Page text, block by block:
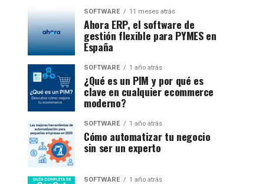
SOFTWARE 11 meses atrás
Ahora ERP, el software de
gestión flexible para PYMES en
España
SOFTWARE 1 año atrás
¿Qué es un PIM y por qué es
clave en cualquier ecommerce
moderno?
SOFTWARE 1 año atrás
Cómo automatizar tu negocio
sin ser un experto
SOFTWARE 1 año atrás